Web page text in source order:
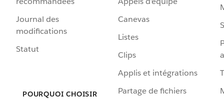
Journal des
modifications
Statut
POURQUOI CHOISIR
Canevas
Listes
Clips
Applis et intégrations
Partage de fichiers